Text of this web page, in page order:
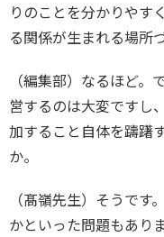
りのことを分かりやす
る関係が生まれる場所
（編集部）なるほど
営するのは大変ですし
加すること自体を躊躇
か。
（髙嶺先生）そうで
かといった問題もあり